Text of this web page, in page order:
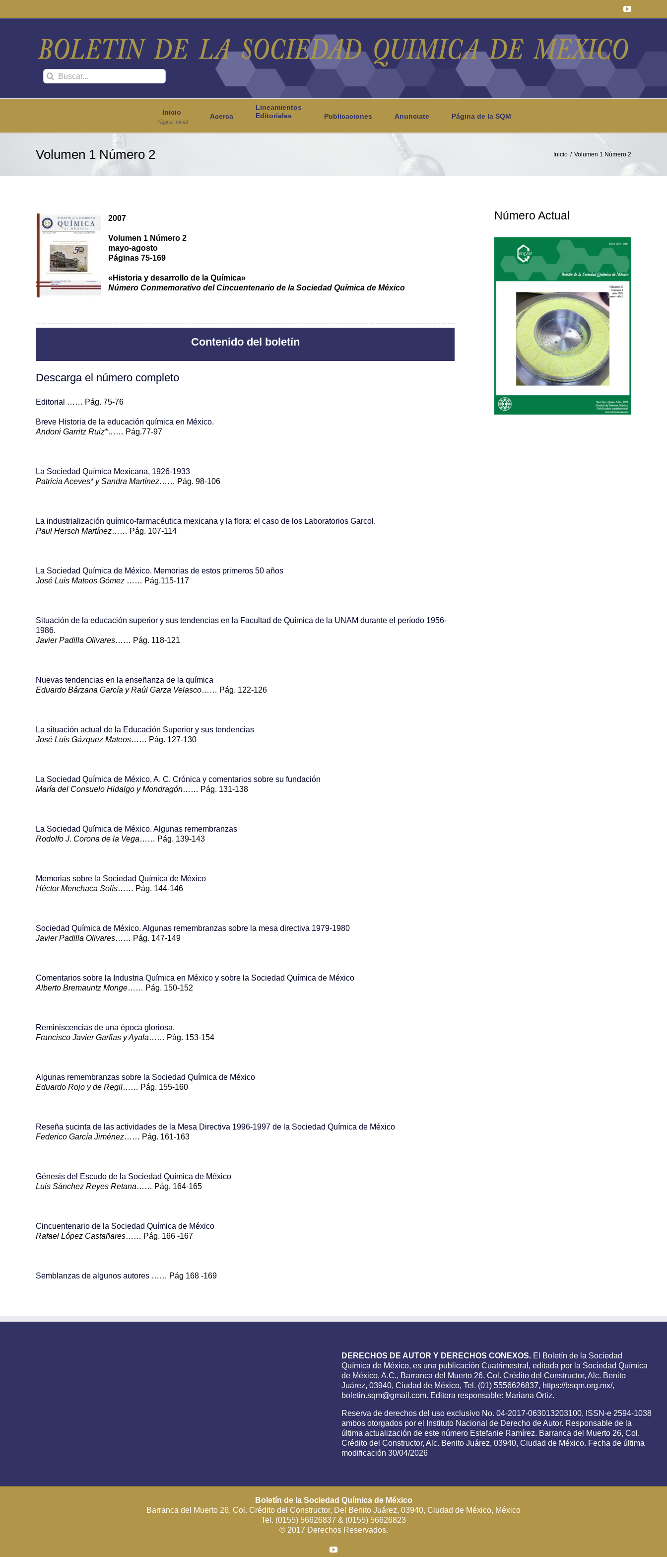
YouTube
Buscar:
Inicio
Página Inicial
Acerca
Lineamientos
Editoriales
Publicaciones Anunciate Página de la SQM
Volumen 1 Número 2 Inicio Volumen 1 Número 2
2007
Volumen 1 Número 2
mayo-agosto
Páginas 75-169
«Historia y desarrollo de la Química»
Número Conmemorativo del Cincuentenario de la Sociedad Química de México
Contenido del boletín
Descarga el número completo
Editorial …… Pág. 75-76
Breve Historia de la educación química en México.
Andoni Garritz Ruiz*…… Pág.77-97
La Sociedad Química Mexicana, 1926-1933
Patricia Aceves* y Sandra Martínez…… Pág. 98-106
La industrialización químico-farmacéutica mexicana y la flora: el caso de los Laboratorios Garcol.
Paul Hersch Martínez…… Pág. 107-114
La Sociedad Química de México. Memorias de estos primeros 50 años
José Luis Mateos Gómez …… Pág.115-117
Situación de la educación superior y sus tendencias en la Facultad de Química de la UNAM durante el período 1956-
1986.
Javier Padilla Olivares…… Pág. 118-121
Nuevas tendencias en la enseñanza de la química
Eduardo Bárzana García y Raúl Garza Velasco…… Pág. 122-126
La situación actual de la Educación Superior y sus tendencias
José Luis Gázquez Mateos…… Pág. 127-130
La Sociedad Química de México, A. C. Crónica y comentarios sobre su fundación
María del Consuelo Hidalgo y Mondragón…… Pág. 131-138
La Sociedad Química de México. Algunas remembranzas
Rodolfo J. Corona de la Vega…… Pág. 139-143
Memorias sobre la Sociedad Química de México
Héctor Menchaca Solís…… Pág. 144-146
Sociedad Química de México. Algunas remembranzas sobre la mesa directiva 1979-1980
Javier Padilla Olivares…… Pág. 147-149
Comentarios sobre la Industria Química en México y sobre la Sociedad Química de México
Alberto Bremauntz Monge…… Pág. 150-152
Reminiscencias de una época gloriosa.
Francisco Javier Garfias y Ayala…… Pág. 153-154
Algunas remembranzas sobre la Sociedad Química de México
Eduardo Rojo y de Regil…… Pág. 155-160
Reseña sucinta de las actividades de la Mesa Directiva 1996-1997 de la Sociedad Química de México
Federico García Jiménez…… Pág. 161-163
Génesis del Escudo de la Sociedad Química de México
Luis Sánchez Reyes Retana…… Pág. 164-165
Cincuentenario de la Sociedad Química de México
Rafael López Castañares…… Pág. 166 -167
Semblanzas de algunos autores …… Pág 168 -169
Número Actual
DERECHOS DE AUTOR Y DERECHOS CONEXOS. El Boletín de la Sociedad
Química de México, es una publicación Cuatrimestral, editada por la Sociedad Química
de México, A.C., Barranca del Muerto 26, Col. Crédito del Constructor, Alc. Benito
Juárez, 03940, Ciudad de México, Tel. (01) 5556626837, https://bsqm.org.mx/,
boletin.sqm@gmail.com. Editora responsable: Mariana Ortiz.
Reserva de derechos del uso exclusivo No. 04-2017-063013203100, ISSN-e 2594-1038
ambos otorgados por el Instituto Nacional de Derecho de Autor. Responsable de la
última actualización de este número Estefanie Ramírez. Barranca del Muerto 26, Col.
Crédito del Constructor, Alc. Benito Juárez, 03940, Ciudad de México. Fecha de última
modificación 30/04/2026
Boletín de la Sociedad Química de México
Barranca del Muerto 26, Col. Crédito del Constructor, Del Benito Juárez, 03940, Ciudad de México, México
Tel. (0155) 56626837 & (0155) 56626823
© 2017 Derechos Reservados.
YouTube